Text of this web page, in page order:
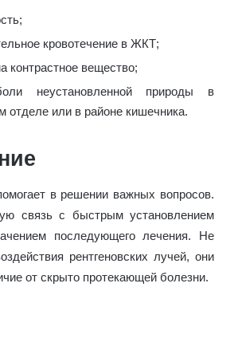
кровотечение в ЖКТ;
контрастное вещество;
неустановленной природы в
отделе или в районе кишечника.
в решении важных вопросов.
связь с быстрым установлением
последующего лечения. Не
рентгеновских лучей, они
от скрыто протекающей болезни.